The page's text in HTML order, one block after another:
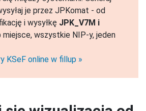
je przez JPKomat - od
i wysyłkę JPK_V7M i
miejsce, wszystkie NIP-y, jeden
KSeF online w fillup